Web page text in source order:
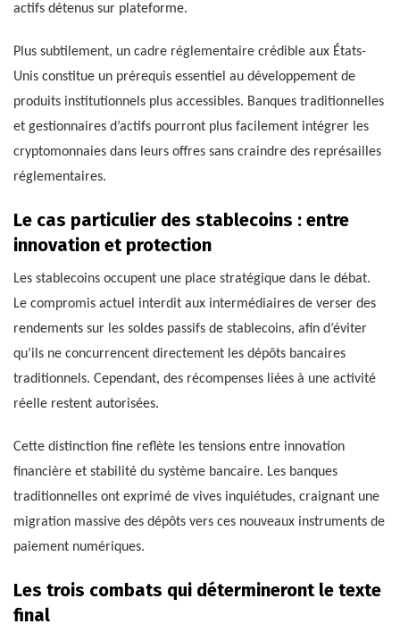
actifs détenus sur plateforme.
Plus subtilement, un cadre réglementaire crédible aux États-
Unis constitue un prérequis essentiel au développement de
produits institutionnels plus accessibles. Banques traditionnelles
et gestionnaires d’actifs pourront plus facilement intégrer les
cryptomonnaies dans leurs offres sans craindre des représailles
réglementaires.
Le cas particulier des stablecoins : entre
innovation et protection
Les stablecoins occupent une place stratégique dans le débat.
Le compromis actuel interdit aux intermédiaires de verser des
rendements sur les soldes passifs de stablecoins, afin d’éviter
qu’ils ne concurrencent directement les dépôts bancaires
traditionnels. Cependant, des récompenses liées à une activité
réelle restent autorisées.
Cette distinction fine reflète les tensions entre innovation
financière et stabilité du système bancaire. Les banques
traditionnelles ont exprimé de vives inquiétudes, craignant une
migration massive des dépôts vers ces nouveaux instruments de
paiement numériques.
Les trois combats qui détermineront le texte
final